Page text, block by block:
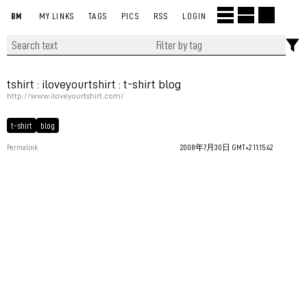
BM MY LINKS TAGS PICS RSS LOGIN
tshirt : iloveyourtshirt : t-shirt blog
http://www.iloveyourtshirt.com/
t-shirt blog
Permalink 2008年7月30日 GMT+2 11:15:42